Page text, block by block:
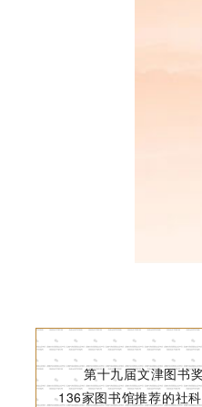
第十九届文津图书
136家图书馆推荐的社